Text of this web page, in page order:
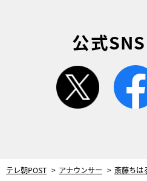
公式
twitter
テレ朝POST アナウンサー